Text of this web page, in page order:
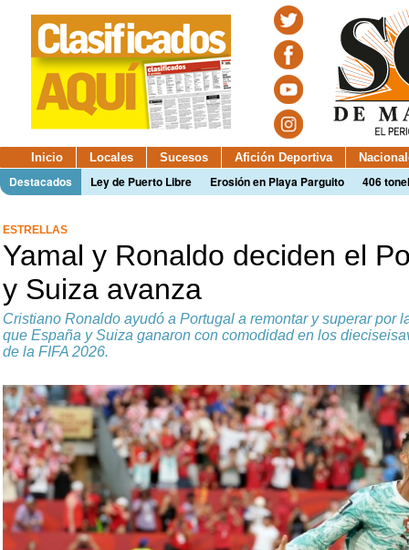
Inicio Locales Sucesos Afición Deportiva
Destacados Ley de Puerto Libre Erosión en Playa Parguito 406
ESTRELLAS
Yamal y Ronaldo deciden el
y Suiza avanza
Cristiano Ronaldo ayudó a Portugal a remontar y superar por
que España y Suiza ganaron con comodidad en los
de la FIFA 2026.